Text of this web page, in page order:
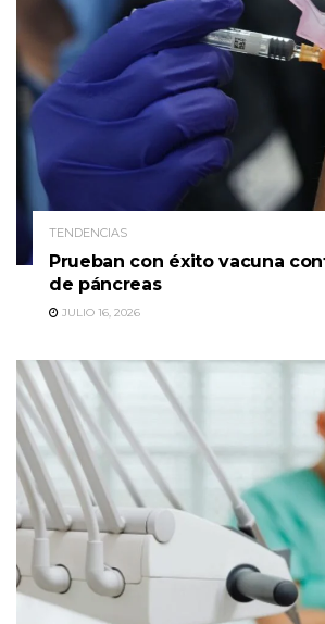
TENDENCIAS
Prueban con éxito vacuna
de páncreas
JULIO 16, 2026